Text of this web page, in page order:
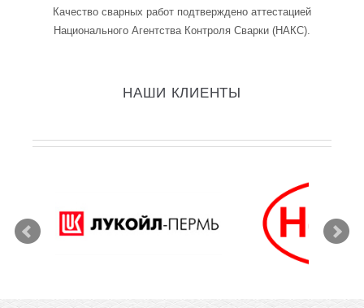
Качество сварных работ подтверждено аттестацией
Национального Агентства Контроля Сварки (НАКС).
НАШИ КЛИЕНТЫ